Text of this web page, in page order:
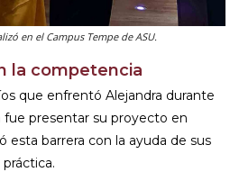
en el Campus Tempe de ASU.
la competencia
que enfrentó Alejandra durante
fue presentar su proyecto en
esta barrera con la ayuda de sus